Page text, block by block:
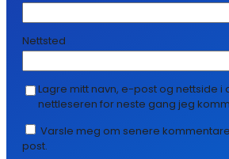
Nettsted
Lagre mitt navn, e-post og nettside i
nettleseren for neste gang jeg
Varsle meg om senere
post.